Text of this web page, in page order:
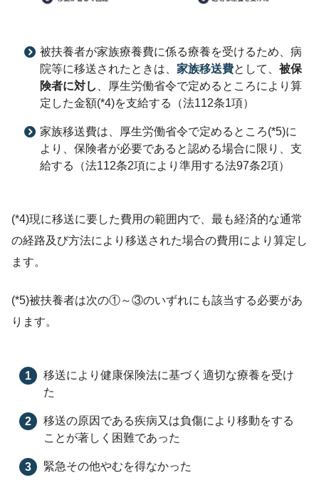
被扶養者が家族療養費に係る療養を受けるため、病
院等に移送されたときは、 家族移送費として、 被保
険者に対し
、厚生労働省令で定めるところにより算
定した金額(*4)を支給する（法112条1項）
家族移送費は、厚生労働省令で定めるところ(*5)に
より、保険者が必要であると認める場合に限り、支
給する（法112条2項により準用する法97条2項）
(*4)現に移送に要した費用の範囲内で、最も経済的な通常
の経路及び方法により移送された場合の費用により算定し
ます。
(*5)被扶養者は次の①～③のいずれにも該当する必要があ
ります。
移送により健康保険法に基づく適切な療養を受け
た
移送の原因である疾病又は負傷により移動をする
ことが著しく困難であった
緊急その他やむを得なかった